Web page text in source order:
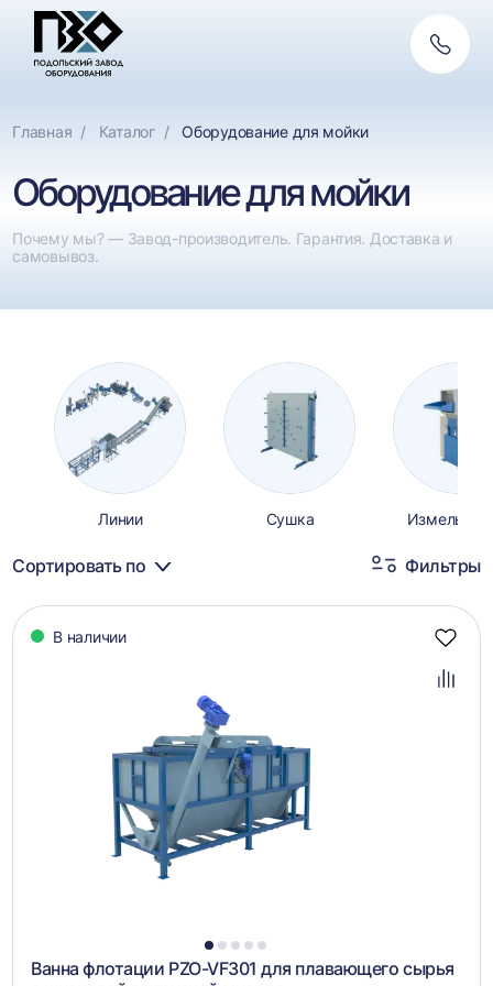
связь
Главная Каталог Оборудование для мойки
Оборудование для мойки
Почему мы? — Завод-производитель. Гарантия. Доставка и
самовывоз.
Линии Сушка
Сортировать по Фильтры
Каталог
товаров
В наличии
1 2 3 4 5
Ванна флотации PZO-VF301 для плавающего сырья
Фильтры
назначению Сбросить
Мойки для ПЭТ
Мойки для плёнки